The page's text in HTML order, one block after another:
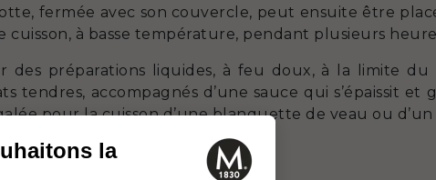
fermée avec son couvercle, peut ensuite être
à basse température, pendant plusieurs
préparations liquides, à feu doux, à la limite du
tendres, accompagnés d’une sauce qui s’épaissit et
pour la cuisson d’une blanquette de veau ou d’un